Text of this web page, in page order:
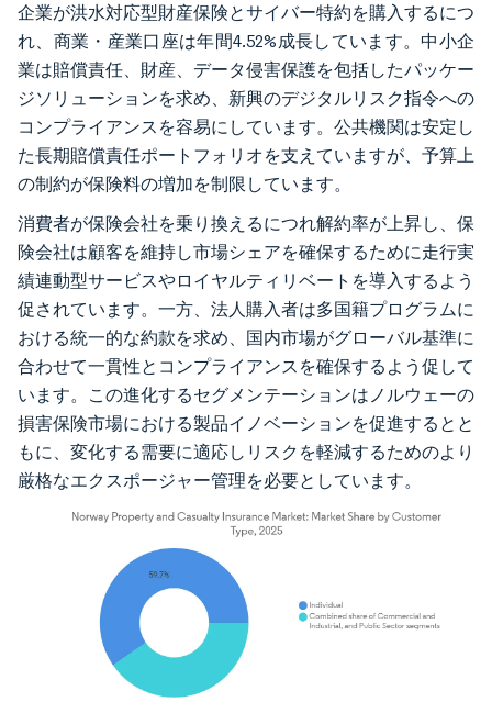
企業が洪水対応型財産保険とサイバー特約を購入するにつ
れ、商業・産業口座は年間4.52%成長しています。中小企
業は賠償責任、財産、データ侵害保護を包括したパッケー
ジソリューションを求め、新興のデジタルリスク指令への
コンプライアンスを容易にしています。公共機関は安定し
た長期賠償責任ポートフォリオを支えていますが、予算上
の制約が保険料の増加を制限しています。
消費者が保険会社を乗り換えるにつれ解約率が上昇し、保
険会社は顧客を維持し市場シェアを確保するために走行実
績連動型サービスやロイヤルティリベートを導入するよう
促されています。一方、法人購入者は多国籍プログラムに
おける統一的な約款を求め、国内市場がグローバル基準に
合わせて一貫性とコンプライアンスを確保するよう促して
います。この進化するセグメンテーションはノルウェーの
損害保険市場における製品イノベーションを促進するとと
もに、変化する需要に適応しリスクを軽減するためのより
厳格なエクスポージャー管理を必要としています。